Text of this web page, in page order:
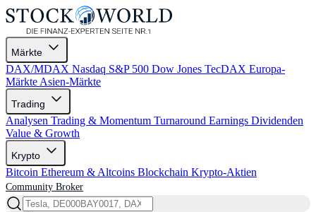
Märkte
DAX/MDAX Nasdaq S&P 500 Dow Jones TecDAX Europa-
Märkte Asien-Märkte
Trading
Analysen Trading & Momentum Turnaround Earnings Dividenden
Value & Growth
Krypto
Bitcoin Ethereum & Altcoins Blockchain Krypto-Aktien
Community Broker